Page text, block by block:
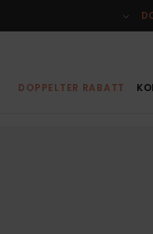
DOPPELTER RABATT